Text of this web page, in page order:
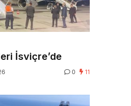
İsviçre’de
0 11